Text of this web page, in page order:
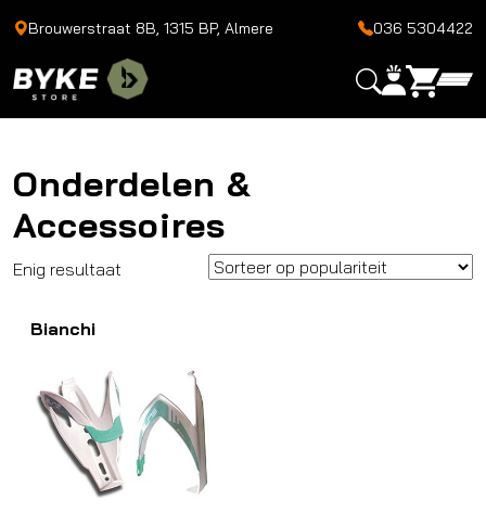
Brouwerstraat 8B, 1315 BP, Almere 036 5304422
Onderdelen &
Accessoires
Enig resultaat
Bianchi